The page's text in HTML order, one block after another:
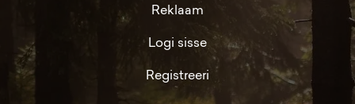
Reklaam
Logi sisse
Registreeri